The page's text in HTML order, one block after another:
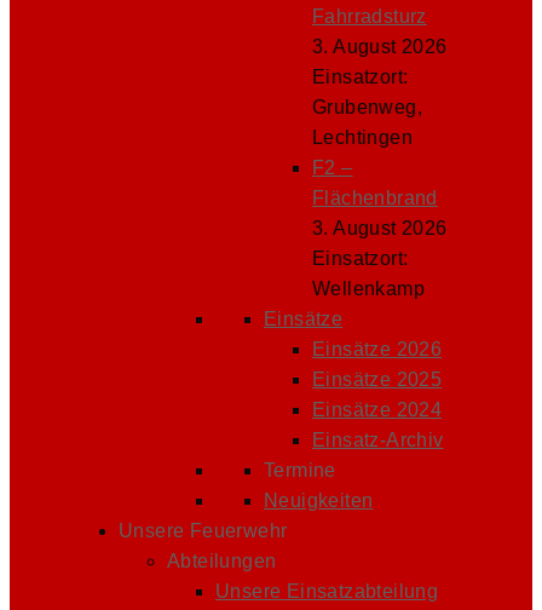
Fahrradsturz
3. August 2026
Einsatzort:
Grubenweg,
Lechtingen
F2 –
Flächenbrand
3. August 2026
Einsatzort:
Wellenkamp
Einsätze
Einsätze 2026
Einsätze 2025
Einsätze 2024
Einsatz-Archiv
Termine
Neuigkeiten
Unsere Feuerwehr
Abteilungen
Unsere Einsatzabteilung